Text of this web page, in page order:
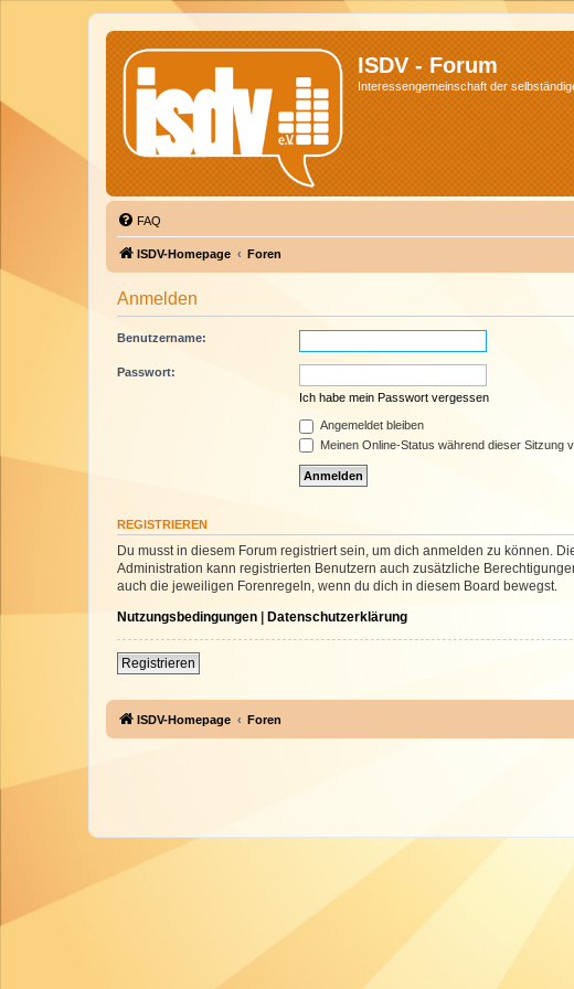
ISDV - Forum
Interessengemeinschaft der
FAQ
ISDV-Homepage Foren
Anmelden
Benutzername:
Passwort:
Ich habe mein Passwort vergessen
Angemeldet bleiben
Meinen Online-Status während dieser Sitzung
REGISTRIEREN
Du musst in diesem Forum registriert sein, um dich anmelden zu können.
Administration kann registrierten Benutzern auch zusätzliche
auch die jeweiligen Forenregeln, wenn du dich in diesem Board bewegst.
Nutzungsbedingungen | Datenschutzerklärung
Registrieren
ISDV-Homepage Foren